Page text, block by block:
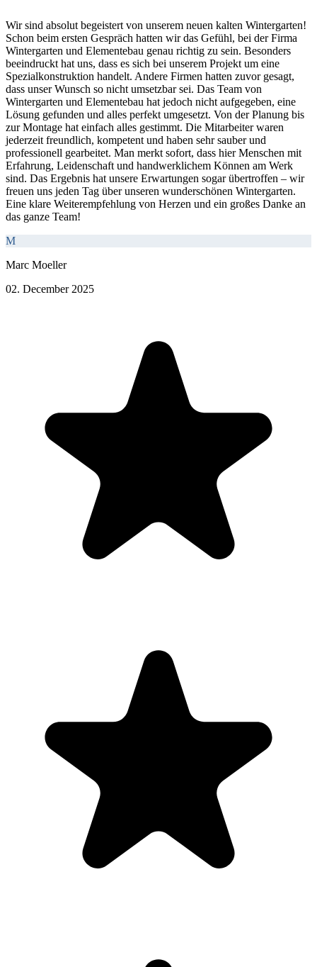
Wir sind absolut begeistert von unserem neuen kalten Wintergarten!
Schon beim ersten Gespräch hatten wir das Gefühl, bei der Firma
Wintergarten und Elementebau genau richtig zu sein. Besonders
beeindruckt hat uns, dass es sich bei unserem Projekt um eine
Spezialkonstruktion handelt. Andere Firmen hatten zuvor gesagt,
dass unser Wunsch so nicht umsetzbar sei. Das Team von
Wintergarten und Elementebau hat jedoch nicht aufgegeben, eine
Lösung gefunden und alles perfekt umgesetzt. Von der Planung bis
zur Montage hat einfach alles gestimmt. Die Mitarbeiter waren
jederzeit freundlich, kompetent und haben sehr sauber und
professionell gearbeitet. Man merkt sofort, dass hier Menschen mit
Erfahrung, Leidenschaft und handwerklichem Können am Werk
sind. Das Ergebnis hat unsere Erwartungen sogar übertroffen – wir
freuen uns jeden Tag über unseren wunderschönen Wintergarten.
Eine klare Weiterempfehlung von Herzen und ein großes Danke an
das ganze Team!
M
Marc Moeller
02. December 2025